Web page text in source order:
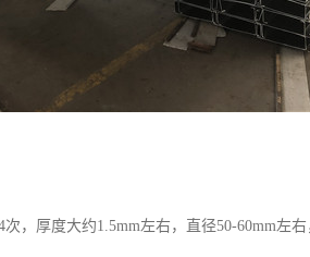
，厚度大约1.5mm左右，直径50-60mm左